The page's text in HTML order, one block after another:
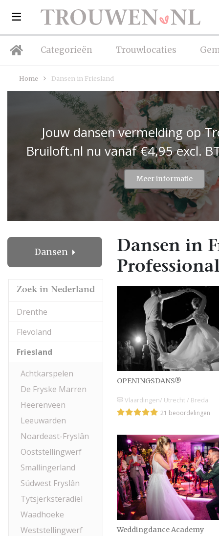
Categorieën Trouwlocaties
Home Dansen in Friesland
Jouw dansen vermelding op
Bruiloft.nl nu vanaf €4,95 excl.
Meer informatie
Dansen
Zoek in Nederland
Drenthe
Flevoland
Friesland
Achtkarspelen
De Fryske Marren
Heerenveen
Leeuwarden
Noardeast-Fryslân
Ooststellingwerf
Smallingerland
Súdwest Fryslân
Tytsjerksteradiel
Waadhoeke
Weststellingwerf
Dansen in
OPENINGSDANS®
Vlaardingen/ Utrecht / Breda
21 beoordelingen
Weddingdance Academy